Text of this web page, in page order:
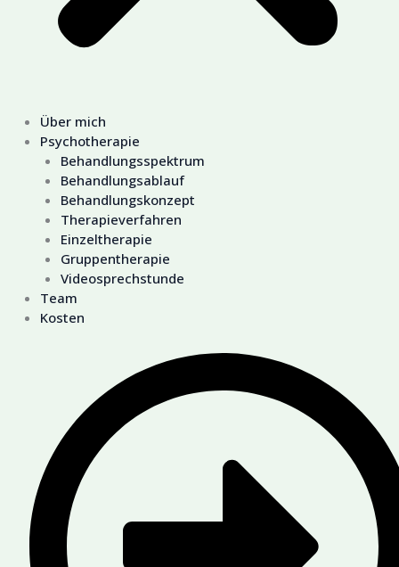
Über mich
Psychotherapie
Behandlungsspektrum
Behandlungsablauf
Behandlungskonzept
Therapieverfahren
Einzeltherapie
Gruppentherapie
Videosprechstunde
Team
Kosten